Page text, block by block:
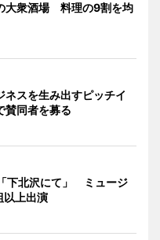
大衆酒場 料理の9割を均
ネスを生み出すピッチイ
同者を募る
下北沢にて」 ミュージ
以上出演